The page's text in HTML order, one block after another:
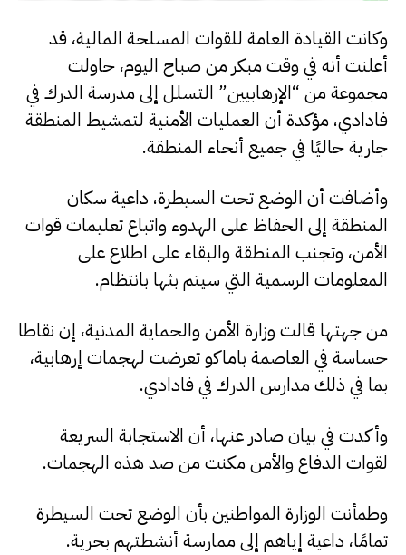
وكانت القيادة العامة للقوات المسلحة المالية، قد
أعلنت أنه في وقت مبكر من صباح اليوم، حاولت
مجموعة من “الإرهابيين” التسلل إلى مدرسة الدرك في
فادادي، مؤكدة أن العمليات الأمنية لتمشيط المنطقة
جارية حاليًا في جميع أنحاء المنطقة.
وأضافت أن الوضع تحت السيطرة، داعية سكان
المنطقة إلى الحفاظ على الهدوء واتباع تعليمات قوات
الأمن، وتجنب المنطقة والبقاء على اطلاع على
المعلومات الرسمية التي سيتم بثها بانتظام.
من جهتها قالت وزارة الأمن والحماية المدنية، إن نقاطا
حساسة في العاصمة باماكو تعرضت لهجمات إرهابية،
بما في ذلك مدارس الدرك في فادادي.
وأكدت في بيان صادر عنها، أن الاستجابة السريعة
لقوات الدفاع والأمن مكنت من صد هذه الهجمات.
وطمأنت الوزارة المواطنين بأن الوضع تحت السيطرة
تمامًا، داعية إياهم إلى ممارسة أنشطتهم بحرية.